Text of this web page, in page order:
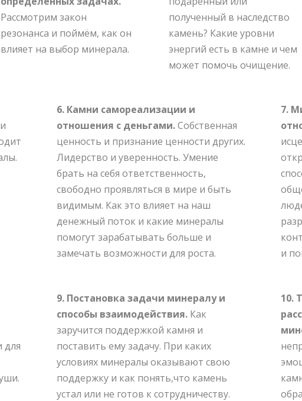
Рассмотрим закон
резонанса и поймём, как он
влияет на выбор минерала.
полученный в наследство
камень? Какие уровни
энергий есть в камне и чем
может помочь очищение.
6. Камни самореализации и
отношения с деньгами.Собственная
ценность и признание ценности других.
Лидерство и уверенность. Умение
брать на себя ответственность,
свободно проявляться в мире и быть
видимым. Как это влияет на наш
денежный поток и какие минералы
помогут зарабатывать больше и
замечать возможности для роста.
7.
и
для
9. Постановка задачи минералу и
способы взаимодействия.Как
заручится поддержкой камня и
поставить ему задачу. При каких
условиях минералы оказывают свою
поддержку и как понять,что камень
устал или не готов к сотрудничеству.
10.